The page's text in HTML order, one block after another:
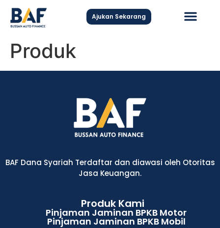
Ajukan Sekarang
Produk
BAF Dana Syariah Terdaftar dan diawasi oleh Otoritas
Jasa Keuangan.
Produk Kami
Pinjaman Jaminan BPKB Motor
Pinjaman Jaminan BPKB Mobil